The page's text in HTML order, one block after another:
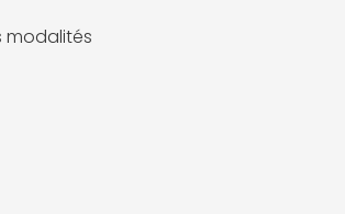
modalités